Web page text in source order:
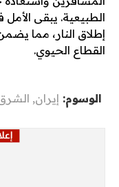
الطبيعية. يبقى
إطلاق النار، مما
القطاع الحيوي.
الوسوم: إيران,